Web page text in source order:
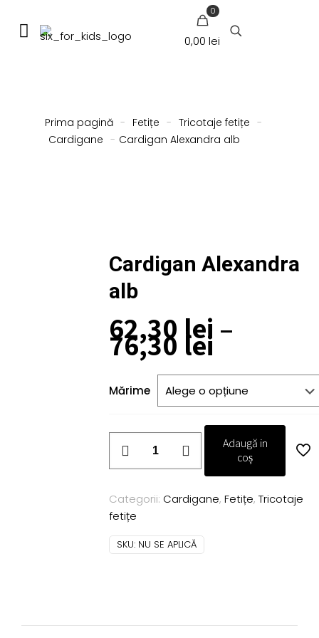
0
0,00 lei
Prima pagină - Fetițe - Tricotaje fetițe -
Cardigane - Cardigan Alexandra alb
Cardigan Alexandra
alb
62,30 lei –
76,30 lei Interval
prețuri:
62,30 lei
până
la
76,30 lei
Mărime
Cardigan
Alexandra
Adaugă in
coș
Categorii: Cardigane, Fetițe, Tricotaje
fetițe
SKU: NU SE APLICĂ